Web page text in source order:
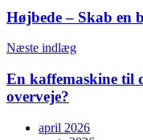
Højbede – Skab en
Næste indlæg
En kaffemaskine til
overveje?
april 2026